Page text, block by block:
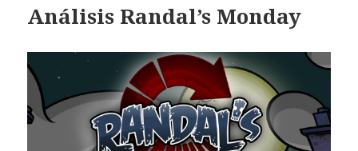
Análisis Randal’s Monday